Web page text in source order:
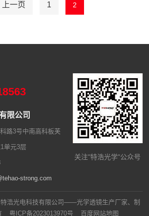
上一页 1 2
限公司
路3号中南高科板芙
单元3层
strong.com
关注"特浩光学"公众号
浩光电科技有限公司——光学透镜生产厂家、制
粤ICP备2023013970号 百度网站地图